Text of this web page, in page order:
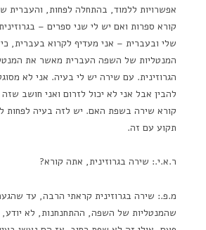
אפשרויות ללמוד, בהתחלה לפחות, והעברית
קורא ספרות ואם יש לי שני ספרים –
שלי ובעברית – אני מעדיף לקרוא בעברית,
המנטליות של השפה העברית מאשר את
הגרוזינית. עם שירה יש לי בעיה. אני לא
להבין אבל אני לא יכול לזרום ואני חושב
קורא שירה בשפת האם. יש לזה בעיה לפחות
תקוע עם זה.
ר.א.י.: שירה בגרוזינית, אתה קורא?
מ.פ.: שירה בגרוזינית קראתי הרבה, עד
שהמנטליות של השפה, ההתחנחנות, לא יודע,